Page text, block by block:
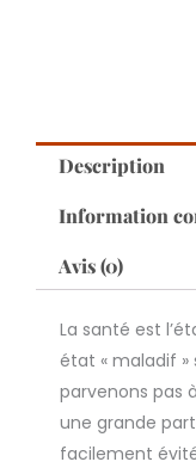
Description
Information
Avis (0)
La santé est
état « maladif »
parvenons pas
une grande
facilement